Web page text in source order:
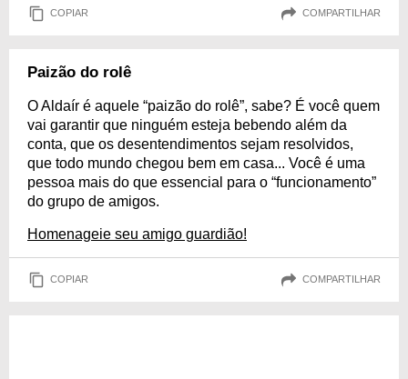
COPIAR COMPARTILHAR
Paizão do rolê
O Aldaír é aquele “paizão do rolê”, sabe? É você quem
vai garantir que ninguém esteja bebendo além da
conta, que os desentendimentos sejam resolvidos,
que todo mundo chegou bem em casa... Você é uma
pessoa mais do que essencial para o “funcionamento”
do grupo de amigos.
Homenageie seu amigo guardião!
COPIAR COMPARTILHAR